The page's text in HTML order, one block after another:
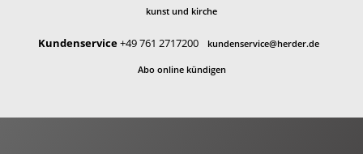
kunst und kirche
Kundenservice+49 761 2717200 kundenservice@herder.de
Abo online kündigen